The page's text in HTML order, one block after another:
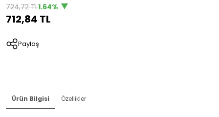
724,72 TL1.64%
712,84 TL
Paylaş
Ürün Bilgisi Özellikler